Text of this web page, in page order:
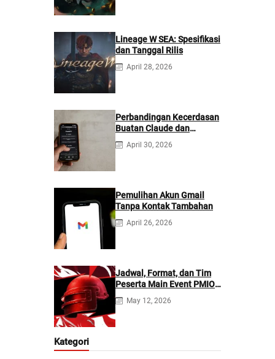
Lineage W SEA: Spesifikasi
dan Tanggal Rilis
April 28, 2026
Perbandingan Kecerdasan
Buatan Claude dan
ChatGPT: Mana yang
Lebih Baik?
April 30, 2026
Pemulihan Akun Gmail
Tanpa Kontak Tambahan
April 26, 2026
Jadwal, Format, dan Tim
Peserta Main Event PMIO
2026
May 12, 2026
Kategori